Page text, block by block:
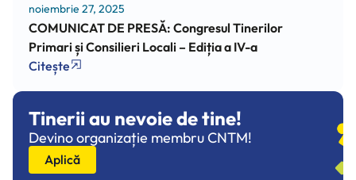
noiembrie 27, 2025
COMUNICAT DE PRESĂ: Congresul Tinerilor
Primari și Consilieri Locali – Ediția a IV-a
Citește
Tinerii au nevoie de tine!
Devino organizație membru CNTM!
Aplică